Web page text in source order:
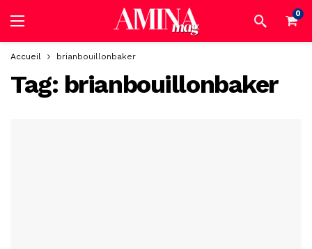
0
Accueil brianbouillonbaker
Tag: brianbouillonbaker